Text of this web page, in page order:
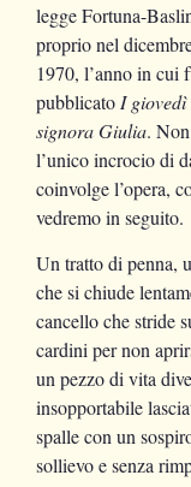
legge Fortuna-
proprio nel
1970, l’anno in cui
pubblicato I
signora Giulia.
l’unico incrocio di
coinvolge l’opera,
vedremo in seguito.
Un tratto di penna,
che si chiude
cancello che stride
cardini per non
un pezzo di vita
insopportabile
spalle con un
sollievo e senza